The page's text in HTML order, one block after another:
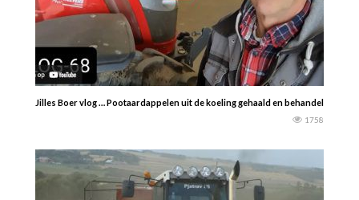
Jilles Boer vlog … Pootaardappelen uit de koeling gehaald en behandeld
1758